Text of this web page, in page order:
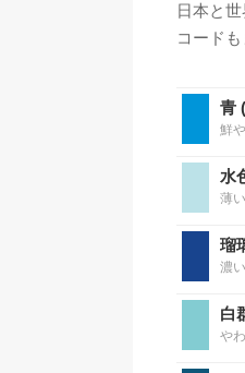
日本と
コード
青
鮮
水
薄
瑠
濃
白
や